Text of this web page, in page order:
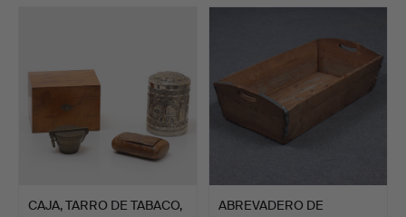
CAJA, TARRO DE TABACO,
ABREVADERO DE